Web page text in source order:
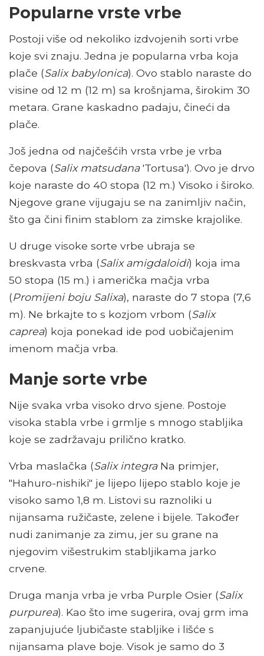
Popularne vrste vrbe
Postoji više od nekoliko izdvojenih sorti vrbe
koje svi znaju. Jedna je popularna vrba koja
plače (Salix babylonica). Ovo stablo naraste do
visine od 12 m (12 m) sa krošnjama, širokim 30
metara. Grane kaskadno padaju, čineći da
plače.
Još jedna od najčešćih vrsta vrbe je vrba
čepova (Salix matsudana'Tortusa'). Ovo je drvo
koje naraste do 40 stopa (12 m.) Visoko i široko.
Njegove grane vijugaju se na zanimljiv način,
što ga čini finim stablom za zimske krajolike.
U druge visoke sorte vrbe ubraja se
breskvasta vrba (Salix amigdaloidi) koja ima
50 stopa (15 m.) i američka mačja vrba
(Promijeni boju Salixa), naraste do 7 stopa (7,6
m). Ne brkajte to s kozjom vrbom (Salix
caprea) koja ponekad ide pod uobičajenim
imenom mačja vrba.
Manje sorte vrbe
Nije svaka vrba visoko drvo sjene. Postoje
visoka stabla vrbe i grmlje s mnogo stabljika
koje se zadržavaju prilično kratko.
Vrba maslačka (Salix integraNa primjer,
"Hahuro-nishiki" je lijepo lijepo stablo koje je
visoko samo 1,8 m. Listovi su raznoliki u
nijansama ružičaste, zelene i bijele. Također
nudi zanimanje za zimu, jer su grane na
njegovim višestrukim stabljikama jarko
crvene.
Druga manja vrba je vrba Purple Osier (Salix
purpurea). Kao što ime sugerira, ovaj grm ima
zapanjujuće ljubičaste stabljike i lišće s
nijansama plave boje. Visok je samo do 3